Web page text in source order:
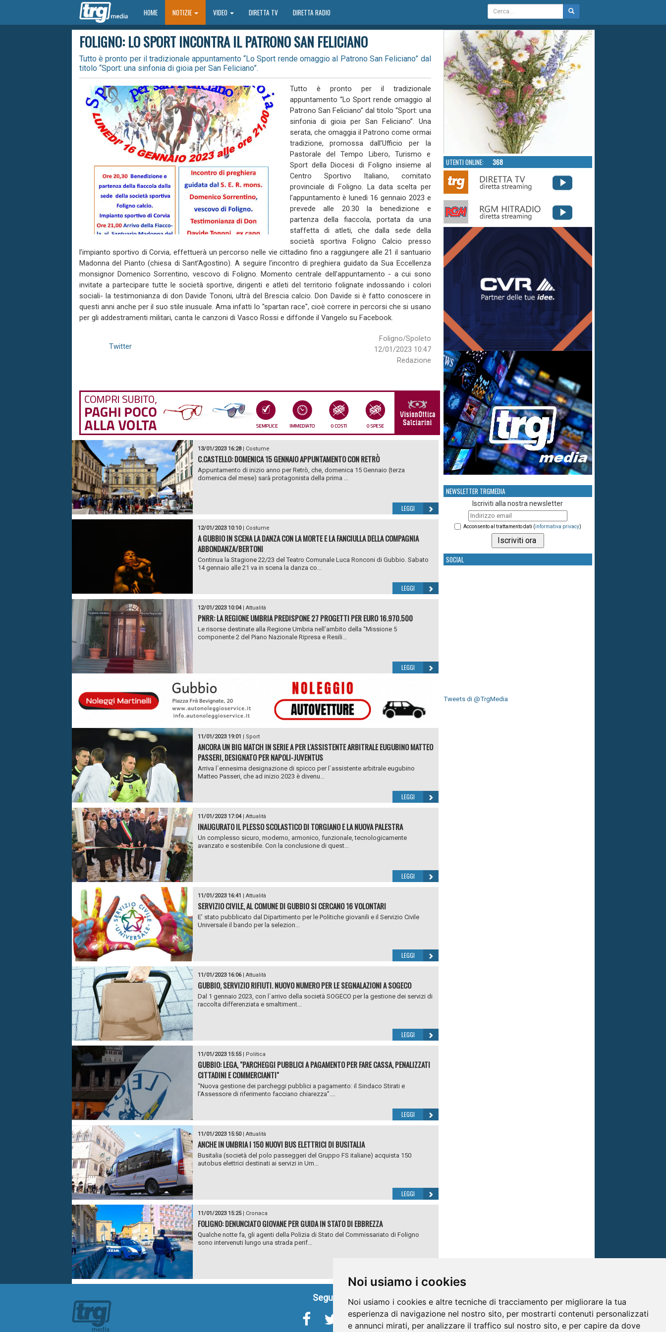
Noi usiamo i cookies
Noi usiamo i cookies e altre tecniche di tracciamento per migliorare la tua
esperienza di navigazione nel nostro sito, per mostrarti contenuti personalizzati
e annunci mirati, per analizzare il traffico sul nostro sito, e per capire da dove
HOMEHOME NOTIZIE VIDEO DIRETTA TV DIRETTA RADIO
FOLIGNO: LO SPORT INCONTRA IL PATRONO SAN FELICIANO
Tutto è pronto per il tradizionale appuntamento “Lo Sport rende omaggio al Patrono San Feliciano” dal
titolo “Sport: una sinfonia di gioia per San Feliciano”.
Tutto è pronto per il tradizionale
appuntamento “Lo Sport rende omaggio al
Patrono San Feliciano” dal titolo “Sport: una
sinfonia di gioia per San Feliciano”. Una
serata, che omaggia il Patrono come ormai
tradizione, promossa dall’Ufficio per la
Pastorale del Tempo Libero, Turismo e
Sport della Diocesi di Foligno insieme al
Centro Sportivo Italiano, comitato
provinciale di Foligno. La data scelta per
l’appuntamento è lunedì 16 gennaio 2023 e
prevede alle 20.30 la benedizione e
partenza della fiaccola, portata da una
staffetta di atleti, che dalla sede della
società sportiva Foligno Calcio presso
l’impianto sportivo di Corvia, effettuerà un percorso nelle vie cittadino fino a raggiungere alle 21 il santuario
Madonna del Pianto (chiesa di Sant’Agostino). A seguire l’incontro di preghiera guidato da Sua Eccellenza
monsignor Domenico Sorrentino, vescovo di Foligno. Momento centrale dell’appuntamento - a cui sono
invitate a partecipare tutte le società sportive, dirigenti e atleti del territorio folignate indossando i colori
sociali- la testimonianza di don Davide Tononi, ultrà del Brescia calcio. Don Davide si è fatto conoscere in
questi anni anche per il suo stile inusuale. Ama infatti lo "spartan race", cioè correre in percorsi che si usano
per gli addestramenti militari, canta le canzoni di Vasco Rossi e diffonde il Vangelo su Facebook.
Foligno/Spoleto
12/01/2023 10:47
Redazione
Twitter
13/01/2023 16:28| Costume
C.CASTELLO: DOMENICA 15 GENNAIO APPUNTAMENTO CON RETRÒ
Appuntamento di inizio anno per Retrò, che, domenica 15 Gennaio (terza
domenica del mese) sarà protagonista della prima ...
LEGGI
12/01/2023 10:10| Costume
A GUBBIO IN SCENA LA DANZA CON LA MORTE E LA FANCIULLA DELLA COMPAGNIA
ABBONDANZA/BERTONI
Continua la Stagione 22/23 del Teatro Comunale Luca Ronconi di Gubbio. Sabato
14 gennaio alle 21 va in scena la danza co...
LEGGI
12/01/2023 10:04| Attualità
PNRR: LA REGIONE UMBRIA PREDISPONE 27 PROGETTI PER EURO 16.970.500
Le risorse destinate alla Regione Umbria nell’ambito della “Missione 5
componente 2 del Piano Nazionale Ripresa e Resili...
LEGGI
11/01/2023 19:01 | Sport
ANCORA UN BIG MATCH IN SERIE A PER L'ASSISTENTE ARBITRALE EUGUBINO MATTEO
PASSERI, DESIGNATO PER NAPOLI-JUVENTUS
Arriva l`ennesima designazione di spicco per l`assistente arbitrale eugubino
Matteo Passeri, che ad inizio 2023 è divenu...
LEGGI
11/01/2023 17:04| Attualità
INAUGURATO IL PLESSO SCOLASTICO DI TORGIANO E LA NUOVA PALESTRA
Un complesso sicuro, moderno, armonico, funzionale, tecnologicamente
avanzato e sostenibile. Con la conclusione di quest...
LEGGI
11/01/2023 16:41 | Attualità
SERVIZIO CIVILE, AL COMUNE DI GUBBIO SI CERCANO 16 VOLONTARI
E’ stato pubblicato dal Dipartimento per le Politiche giovanili e il Servizio Civile
Universale il bando per la selezion...
LEGGI
11/01/2023 16:06| Attualità
GUBBIO, SERVIZIO RIFIUTI. NUOVO NUMERO PER LE SEGNALAZIONI A SOGECO
Dal 1 gennaio 2023, con l`arrivo della società SOGECO per la gestione dei servizi di
raccolta differenziata e smaltiment...
LEGGI
11/01/2023 15:55| Politica
GUBBIO: LEGA, "PARCHEGGI PUBBLICI A PAGAMENTO PER FARE CASSA, PENALIZZATI
CITTADINI E COMMERCIANTI"
“Nuova gestione dei parcheggi pubblici a pagamento: il Sindaco Stirati e
l’Assessore di riferimento facciano chiarezza”....
LEGGI
11/01/2023 15:50| Attualità
ANCHE IN UMBRIA I 150 NUOVI BUS ELETTRICI DI BUSITALIA
Busitalia (società del polo passeggeri del Gruppo FS italiane) acquista 150
autobus elettrici destinati ai servizi in Um...
LEGGI
11/01/2023 15:25| Cronaca
FOLIGNO: DENUNCIATO GIOVANE PER GUIDA IN STATO DI EBBREZZA
Qualche notte fa, gli agenti della Polizia di Stato del Commissariato di Foligno
sono intervenuti lungo una strada perif...
UTENTI ONLINE: 368
NEWSLETTER TRGMEDIA
Iscriviti alla nostra newsletter
Acconsento al trattamento dati (informativa privacy)
SOCIAL
Tweets di @TrgMedia
Seguici su